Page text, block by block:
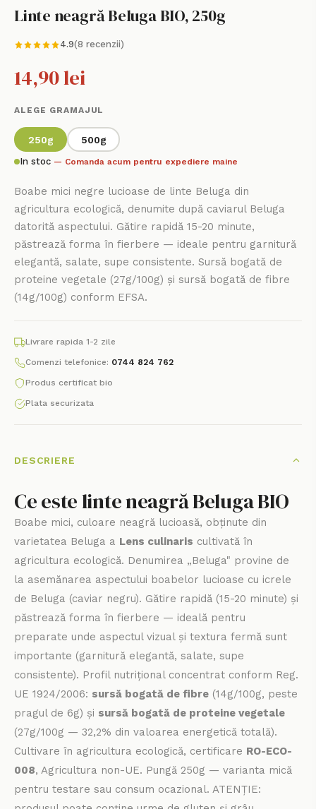
Linte neagră Beluga BIO, 250g
4.9(8 recenzii)
14,90 lei
ALEGE GRAMAJUL
250g 500g
In stoc — Comanda acum pentru expediere maine
Boabe mici negre lucioase de linte Beluga din
agricultura ecologică, denumite după caviarul Beluga
datorită aspectului. Gătire rapidă 15-20 minute,
păstrează forma în fierbere — ideale pentru garnitură
elegantă, salate, supe consistente. Sursă bogată de
proteine vegetale (27g/100g) și sursă bogată de fibre
(14g/100g) conform EFSA.
Livrare rapida 1-2 zile
Comenzi telefonice: 0744 824 762
Produs certificat bio
Plata securizata
DESCRIERE
Ce este linte neagră Beluga BIO
Boabe mici, culoare neagră lucioasă, obținute din
varietatea Beluga a Lens culinaris cultivată în
agricultura ecologică. Denumirea „Beluga" provine de
la asemănarea aspectului boabelor lucioase cu icrele
de Beluga (caviar negru). Gătire rapidă (15-20 minute) și
păstrează forma în fierbere — ideală pentru
preparate unde aspectul vizual și textura fermă sunt
importante (garnitură elegantă, salate, supe
consistente). Profil nutrițional concentrat conform Reg.
UE 1924/2006: sursă bogată de fibre (14g/100g, peste
pragul de 6g) și sursă bogată de proteine vegetale
(27g/100g — 32,2% din valoarea energetică totală).
Cultivare în agricultura ecologică, certificare RO-ECO-
008, Agricultura non-UE. Pungă 250g — varianta mică
pentru testare sau consum ocazional. ATENȚIE: